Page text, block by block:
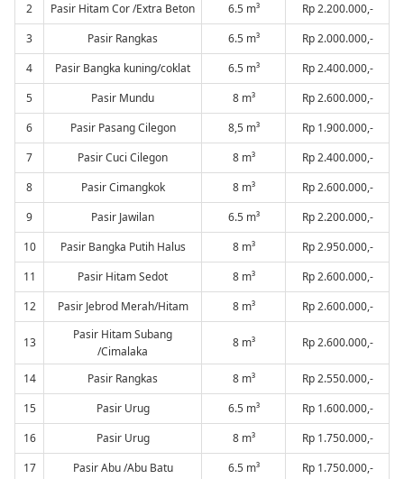
2
Pasir Hitam Cor /Extra Beton 6.5 m³
Rp 2.200.000,-
3
Pasir Rangkas 6.5 m³
Rp 2.000.000,-
4
Pasir Bangka kuning/coklat 6.5 m³
Rp 2.400.000,-
5
Pasir Mundu 8 m³
Rp 2.600.000,-
6
Pasir Pasang Cilegon 8,5 m³
Rp 1.900.000,-
7
Pasir Cuci Cilegon 8 m³
Rp 2.400.000,-
8
Pasir Cimangkok 8 m³
Rp 2.600.000,-
9
Pasir Jawilan 6.5 m³
Rp 2.200.000,-
10
Pasir Bangka Putih Halus 8 m³
Rp 2.950.000,-
11
Pasir Hitam Sedot 8 m³
Rp 2.600.000,-
12
Pasir Jebrod Merah/Hitam 8 m³ Rp 2.600.000,-
13
Pasir Hitam Subang
/Cimalaka
8 m³ Rp 2.600.000,-
14 Pasir Rangkas 8 m³
Rp 2.550.000,-
15
Pasir Urug 6.5 m³
Rp 1.600.000,-
16
Pasir Urug 8 m³
Rp 1.750.000,-
17
Pasir Abu /Abu Batu 6.5 m³
Rp 1.750.000,-